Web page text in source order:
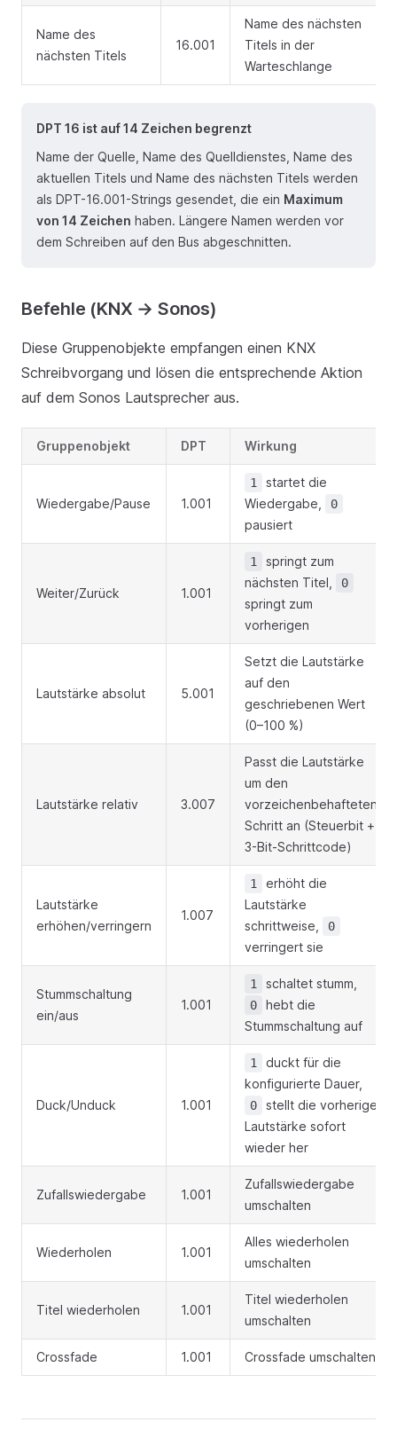
Name des
nächsten Titels
16.001
Name des nächsten
Titels in der
Warteschlange
DPT 16 ist auf 14 Zeichen begrenzt
Name der Quelle, Name des Quelldienstes, Name des
aktuellen Titels und Name des nächsten Titels werden
als DPT-16.001-Strings gesendet, die ein Maximum
von 14 Zeichen haben. Längere Namen werden vor
dem Schreiben auf den Bus abgeschnitten.
Befehle (KNX → Sonos)
Diese Gruppenobjekte empfangen einen KNX
Schreibvorgang und lösen die entsprechende Aktion
auf dem Sonos Lautsprecher aus.
Gruppenobjekt DPT Wirkung
Wiedergabe/Pause 1.001
1
startet die
Wiedergabe,
0
pausiert
Weiter/Zurück 1.001
1
springt zum
nächsten Titel,
0
springt zum
vorherigen
Lautstärke absolut 5.001
Setzt die Lautstärke
auf den
geschriebenen Wert
(0–100 %)
Lautstärke relativ 3.007
Passt die Lautstärke
um den
vorzeichenbehafteten
Schritt an (Steuerbit +
3-Bit-Schrittcode)
Lautstärke
erhöhen/verringern
1.007
1
erhöht die
Lautstärke
schrittweise,
0
verringert sie
Stummschaltung
ein/aus
1.001
1 schaltet stumm,
0
hebt die
Stummschaltung auf
Duck/Unduck 1.001
1
duckt für die
konfigurierte Dauer,
0
stellt die vorherige
Lautstärke sofort
wieder her
Zufallswiedergabe 1.001
Zufallswiedergabe
umschalten
Wiederholen 1.001
Alles wiederholen
umschalten
Titel wiederholen 1.001
Titel wiederholen
umschalten
Crossfade 1.001 Crossfade umschalten